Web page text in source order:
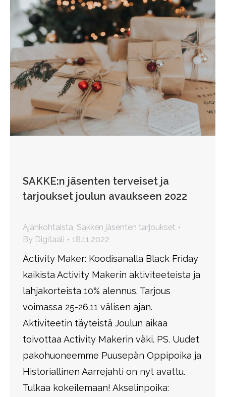
SAKKE:n jäsenten terveiset ja
tarjoukset joulun avaukseen 2022
Ajankohtaista Sakken jäsenten tarjoukset
By Digitaali 18.11.2022
Activity Maker: Koodisanalla Black Friday
kaikista Activity Makerin aktiviteeteista ja
lahjakorteista 10% alennus. Tarjous
voimassa 25-26.11 välisen ajan.
Aktiviteetin täyteistä Joulun aikaa
toivottaa Activity Makerin väki. PS. Uudet
pakohuoneemme Puusepän Oppipoika ja
Historiallinen Aarrejahti on nyt avattu.
Tulkaa kokeilemaan! Akselinpoika: